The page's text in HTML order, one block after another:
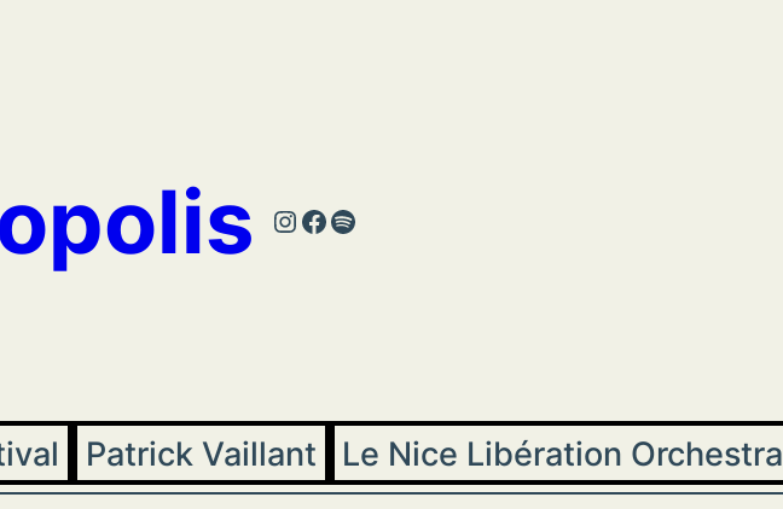
Instagram
Facebook
Spotify
Patrick Vaillant Le Nice Libération Orchestra